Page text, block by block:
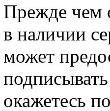
Прежде чем
в наличии
может
окажетесь